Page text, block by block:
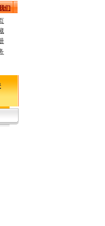
们
户了解行业大事，掌握发展方向。